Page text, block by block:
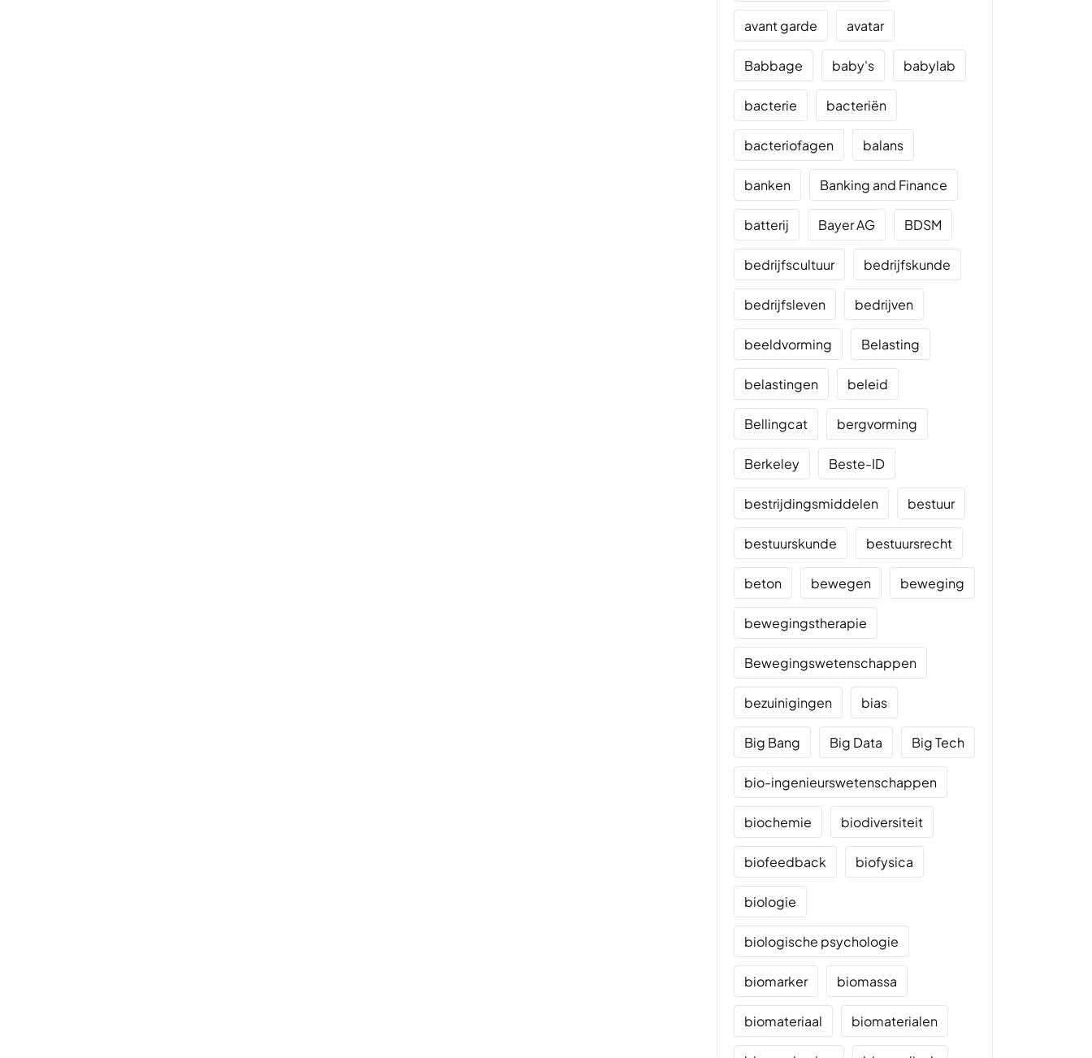
avant garde avatar
Babbage baby's babylab
bacterie bacteriën
bacteriofagen balans
banken Banking and Finance
batterij Bayer AG BDSM
bedrijfscultuur bedrijfskunde
bedrijfsleven bedrijven
beeldvorming Belasting
belastingen beleid
Bellingcat bergvorming
Berkeley Beste-ID
bestrijdingsmiddelen bestuur
bestuurskunde bestuursrecht
beton bewegen beweging
bewegingstherapie
Bewegingswetenschappen
bezuinigingen bias
Big Bang Big Data Big Tech
bio-ingenieurswetenschappen
biochemie biodiversiteit
biofeedback biofysica
biologie
biologische psychologie
biomarker biomassa
biomateriaal biomaterialen